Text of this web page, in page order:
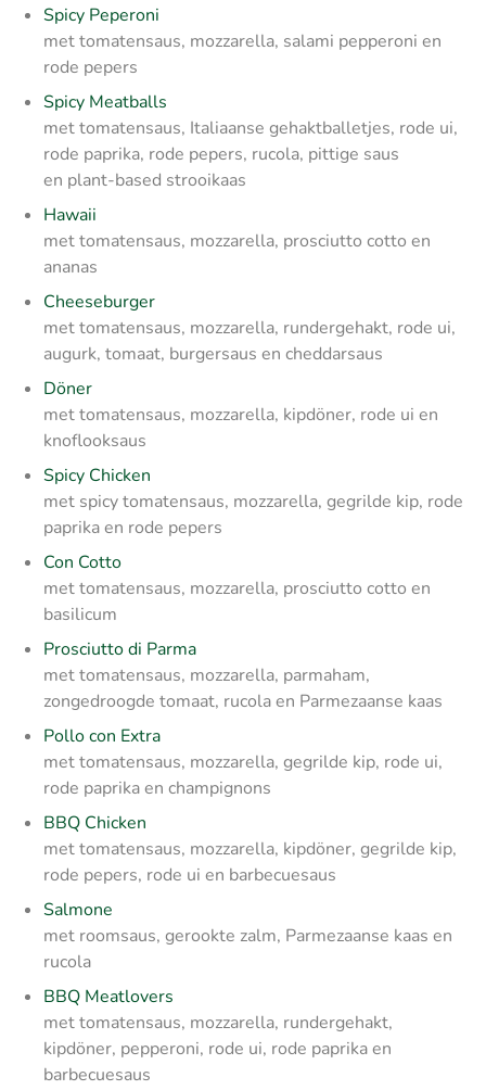
Spicy Peperoni
met tomatensaus, mozzarella, salami pepperoni en
rode pepers
Spicy Meatballs
met tomatensaus, Italiaanse gehaktballetjes, rode ui,
rode paprika, rode pepers, rucola, pittige saus
en plant-based strooikaas
Hawaii
met tomatensaus, mozzarella, prosciutto cotto en
ananas
Cheeseburger
met tomatensaus, mozzarella, rundergehakt, rode ui,
augurk, tomaat, burgersaus en cheddarsaus
Döner
met tomatensaus, mozzarella, kipdöner, rode ui en
knoflooksaus
Spicy Chicken
met spicy tomatensaus, mozzarella, gegrilde kip, rode
paprika en rode pepers
Con Cotto
met tomatensaus, mozzarella, prosciutto cotto en
basilicum
Prosciutto di Parma
met tomatensaus, mozzarella, parmaham,
zongedroogde tomaat, rucola en Parmezaanse kaas
Pollo con Extra
met tomatensaus, mozzarella, gegrilde kip, rode ui,
rode paprika en champignons
BBQ Chicken
met tomatensaus, mozzarella, kipdöner, gegrilde kip,
rode pepers, rode ui en barbecuesaus
Salmone
met roomsaus, gerookte zalm, Parmezaanse kaas en
rucola
BBQ Meatlovers
met tomatensaus, mozzarella, rundergehakt,
kipdöner, pepperoni, rode ui, rode paprika en
barbecuesaus